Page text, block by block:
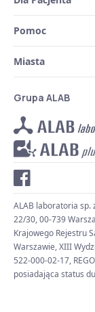
Pomoc
Miasta
Grupa ALAB
ALAB laboratoria sp.
22/30, 00-739
Krajowego Rejestru
Warszawie, XIII
522-000-02-17,
posiadająca status